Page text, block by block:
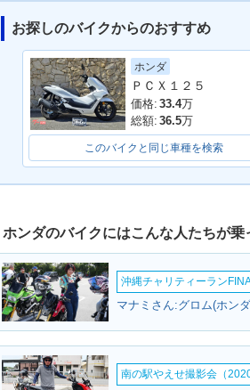
お探しのバイクからのおすすめ
ホンダ
ＰＣＸ１２５
価格: 33.4万
総額: 36.5万
このバイクと同じ車種を検索
ホンダのバイクにはこんな人たちが乗
沖縄チャリティーラン
マナミさん:グロム(ホン
南の駅やえせ撮影会（